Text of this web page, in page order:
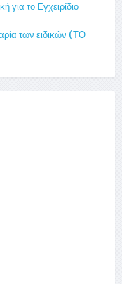
για το Εγχειρίδιο
των ειδικών (ΤΟ